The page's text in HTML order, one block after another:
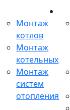
Монтаж
котлов
Монтаж
котельных
Монтаж
систем
отопления